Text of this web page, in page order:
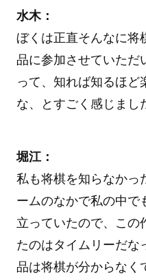
水木：
ぼくは正直そんなに将
品に参加させていただ
って、知れば知るほど
な、とすごく感じまし
堀江：
私も将棋を知らなかっ
ームのなかで私の中で
立っていたので、この
たのはタイムリーだな
品は将棋が分からなく